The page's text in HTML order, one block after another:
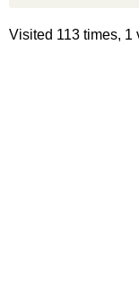
Visited 113 times, 1